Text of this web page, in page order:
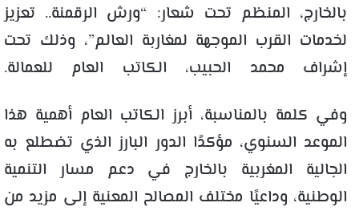
بالخارج، المنظم تحت شعار: “ورش الرقمنة.. تعزيز
لخدمات القرب الموجهة لمغاربة العالم”، وذلك تحت
إشراف محمد الحبيب، الكاتب العام للعمالة.
وفي كلمة بالمناسبة، أبرز الكاتب العام أهمية هذا
الموعد السنوي، مؤكدًا الدور البارز الذي تضطلع به
الجالية المغربية بالخارج في دعم مسار التنمية
الوطنية، وداعيًا مختلف المصالح المعنية إلى مزيد من